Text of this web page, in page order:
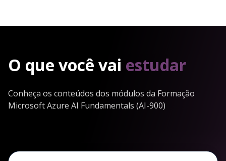
O que você vai estudar
Conheça os conteúdos dos módulos da Formação
Microsoft Azure AI Fundamentals (AI-900)